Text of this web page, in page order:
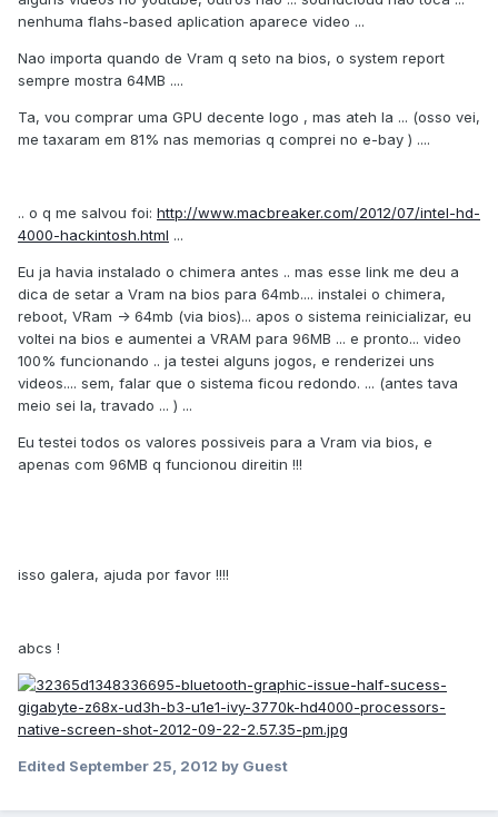
nenhuma flahs-based aplication aparece video ...
Nao importa quando de Vram q seto na bios, o system report
sempre mostra 64MB ....
Ta, vou comprar uma GPU decente logo , mas ateh la ... (osso vei,
me taxaram em 81% nas memorias q comprei no e-bay ) ....
.. o q me salvou foi: http://www.macbreaker.com/2012/07/intel-hd-
4000-hackintosh.html ...
Eu ja havia instalado o chimera antes .. mas esse link me deu a
dica de setar a Vram na bios para 64mb.... instalei o chimera,
reboot, VRam -> 64mb (via bios)... apos o sistema reinicializar, eu
voltei na bios e aumentei a VRAM para 96MB ... e pronto... video
100% funcionando .. ja testei alguns jogos, e renderizei uns
videos.... sem, falar que o sistema ficou redondo. ... (antes tava
meio sei la, travado ... ) ...
Eu testei todos os valores possiveis para a Vram via bios, e
apenas com 96MB q funcionou direitin !!!
isso galera, ajuda por favor !!!!
abcs !
Edited September 25, 2012 by Guest